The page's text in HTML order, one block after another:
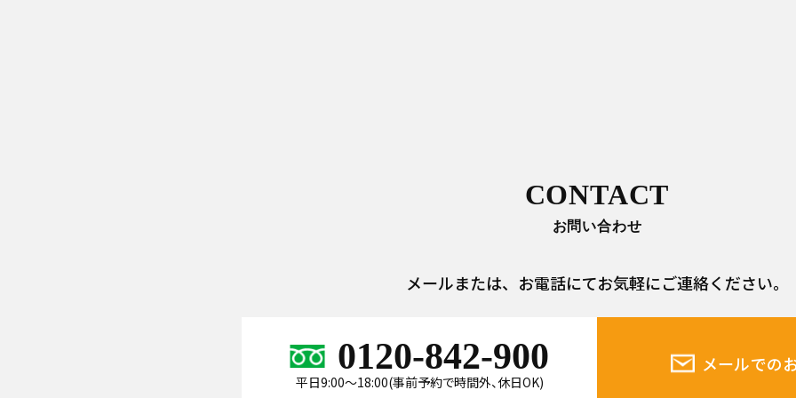
CONTACT
お問い合わせ
メールまたは、 お電話にてお気軽にご連絡ください。
0120-842-900
平日9:00～18:00(事前予約で時間外、休日OK)
メールでの